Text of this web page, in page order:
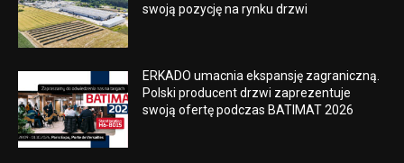
swoją pozycję na rynku drzwi
ERKADO umacnia ekspansję zagraniczną.
Polski producent drzwi zaprezentuje
swoją ofertę podczas BATIMAT 2026